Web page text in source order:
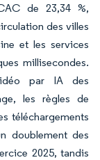
de 23,34 %,
des villes
et les services
millisecondes.
par IA des
les règles de
téléchargements
doublement des
2025, tandis